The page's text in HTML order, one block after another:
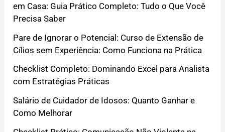
em Casa: Guia Prático Completo: Tudo o Que Você
Precisa Saber
Pare de Ignorar o Potencial: Curso de Extensão de
Cílios sem Experiência: Como Funciona na Prática
Checklist Completo: Dominando Excel para Analista
com Estratégias Práticas
Salário de Cuidador de Idosos: Quanto Ganhar e
Como Melhorar